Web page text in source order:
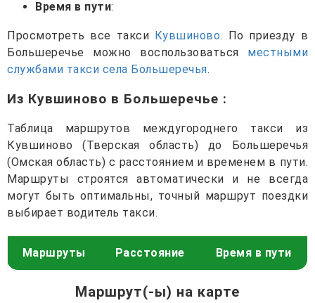
Время в пути:
Просмотреть все такси Кувшиново. По приезду в
Большеречье можно воспользоваться местными
службами такси села Большеречья.
Из Кувшиново в Большеречье :
Таблица маршрутов междугороднего такси из
Кувшиново (Тверская область) до Большеречья
(Омская область) с расстоянием и временем в пути.
Маршруты строятся автоматически и не всегда
могут быть оптимальны, точный маршрут поездки
выбирает водитель такси.
Маршруты Расстояние Время в пути
Маршрут(-ы) на карте